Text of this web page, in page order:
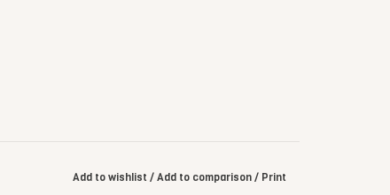
Add to wishlist /Add to comparison/ Print